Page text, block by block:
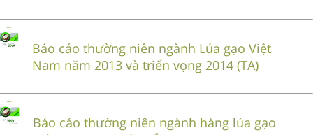
Báo cáo thường niên ngành Lúa gạo Việt
Nam năm 2013 và triển vọng 2014 (TA)
Báo cáo thường niên ngành hàng lúa gạo